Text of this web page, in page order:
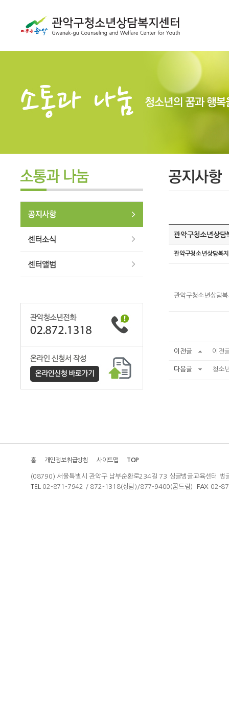
관악구청소년상담
관악구청소년상담복
관악구청소년상담
이전글 이전
다음글 청소
홈 개인정보취급방침 사이트맵 TOP
(08790) 서울특별시 관악구 남부순환로234길 73 싱글벙글교육센터 벙
TEL
02-871-7942 / 872-1318(상담)/877-9400(꿈드림) FAX 02-